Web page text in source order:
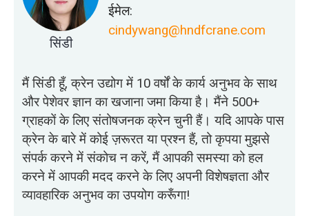
सिंडी
ईमेल:
cindywang@hndfcrane.com
मैं सिंडी हूँ, क्रेन उद्योग में 10 वर्षों के कार्य अनुभव के साथ
और पेशेवर ज्ञान का खजाना जमा किया है। मैंने 500+
ग्राहकों के लिए संतोषजनक क्रेन चुनी हैं। यदि आपके पास
क्रेन के बारे में कोई ज़रूरत या प्रश्न हैं, तो कृपया मुझसे
संपर्क करने में संकोच न करें, मैं आपकी समस्या को हल
करने में आपकी मदद करने के लिए अपनी विशेषज्ञता और
व्यावहारिक अनुभव का उपयोग करूँगा!